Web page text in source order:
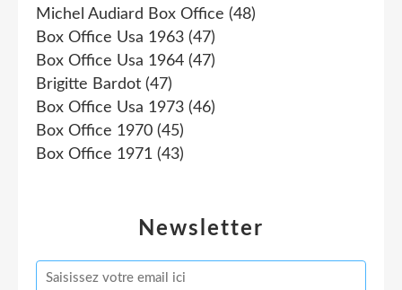
Newsletter
Michel Audiard Box Office (48)
Box Office Usa 1963 (47)
Box Office Usa 1964 (47)
Brigitte Bardot (47)
Box Office Usa 1973 (46)
Box Office 1970 (45)
Box Office 1971 (43)